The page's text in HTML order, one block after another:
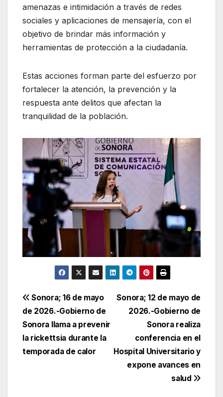
amenazas e intimidación a través de redes
sociales y aplicaciones de mensajería, con el
objetivo de brindar más información y
herramientas de protección a la ciudadanía.
Estas acciones forman parte del esfuerzo por
fortalecer la atención, la prevención y la
respuesta ante delitos que afectan la
tranquilidad de la población.
Navegación
de
entradas
Sonora; 12 de mayo de
2026.-Gobierno de
Sonora realiza
conferencia en el
Hospital Universitario y
expone avances en
salud
Sonora; 16 de mayo
de 2026.-Gobierno de
Sonora llama a prevenir
la rickettsia durante la
temporada de calor